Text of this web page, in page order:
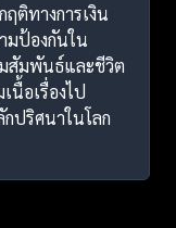
ติทางการเงิน
มป้องกันใน
สัมพันธ์และชีวิต
นื้อเรื่องไป
ปริศนาในโลก